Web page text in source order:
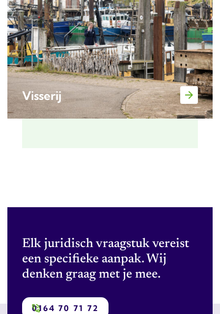
Visserij
Elk juridisch vraagstuk vereist
een specifieke aanpak. Wij
denken graag met je mee.
0164 70 71 72